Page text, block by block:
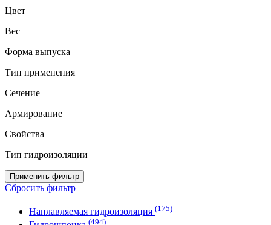
Цвет
Вес
Форма выпуска
Тип применения
Сечение
Армирование
Свойства
Тип гидроизоляции
Применить фильтр
Сбросить фильтр
Наплавляемая гидроизоляция (175)
(494)